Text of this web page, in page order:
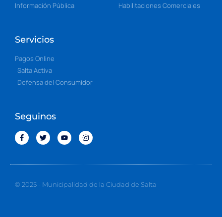
Información Pública
Habilitaciones Comerciales
Servicios
Pagos Online
Salta Activa
Defensa del Consumidor
Seguinos
© 2025 - Municipalidad de la Ciudad de Salta